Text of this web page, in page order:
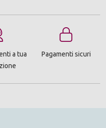
a tua
Pagamenti sicuri